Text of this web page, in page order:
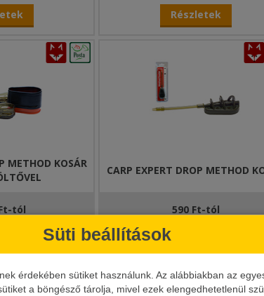
Süti beállítások
érdekében sütiket használunk. Az alábbiakban az
a böngésző tárolja, mivel ezek elengedhetetlenül
Részletek
METHOD KOSÁR
tól
CARP EXPERT DROP METHOD
590 Ft-tól
Részletek